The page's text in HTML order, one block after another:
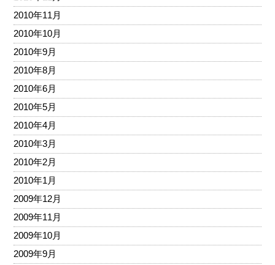
2010年11月
2010年10月
2010年9月
2010年8月
2010年6月
2010年5月
2010年4月
2010年3月
2010年2月
2010年1月
2009年12月
2009年11月
2009年10月
2009年9月